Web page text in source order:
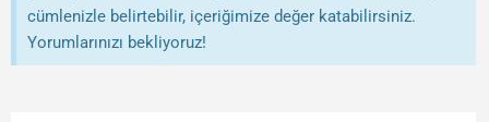
cümlenizle belirtebilir, içeriğimize değer katabilirsiniz.
Yorumlarınızı bekliyoruz!